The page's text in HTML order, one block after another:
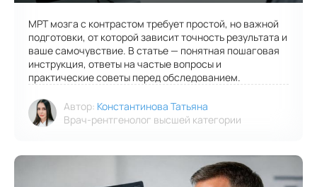
МРТ мозга с контрастом требует простой, но важной
подготовки, от которой зависит точность результата и
ваше самочувствие. В статье — понятная пошаговая
инструкция, ответы на частые вопросы и
практические советы перед обследованием.
Автор: Константинова Татьяна
Врач-рентгенолог высшей категории